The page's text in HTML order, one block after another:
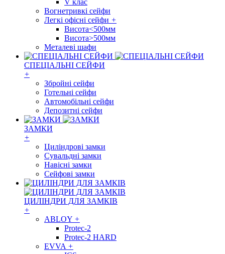
V клас
Вогнетривкі сейфи
Легкі офісні сейфи +
Висота<500мм
Висота>500мм
Металеві шафи
СПЕЦІАЛЬНІ СЕЙФИ
+
Збройні сейфи
Готельні сейфи
Автомобільні сейфи
Депозитні сейфи
ЗАМКИ
+
Циліндрові замки
Сувальдні замки
Навісні замки
Сейфові замки
ЦИЛІНДРИ ДЛЯ ЗАМКІВ
+
ABLOY +
Protec-2
Protec-2 HARD
EVVA +